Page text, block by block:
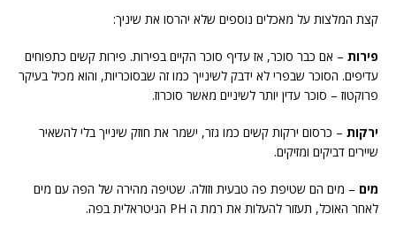
קצת המלצות על מאכלים נוספים שלא יהרסו את שיניך:
פירות – אם כבר סוכר, אז עדיף סוכר הקיים בפירות. פירות קשים כתפוחים
עדיפים. הסוכר שבפרי לא ידבק לשינייך כמו זה שבסוכריות, והוא מכיל בעיקר
פרוקטוז – סוכר עדין יותר לשיניים מאשר סוכרוז.
ירקות – כרסום ירקות קשים כמו גזר, ישמר את חוזק שינייך בלי להשאיר
שיירים דביקים ומזיקים.
מים – מים הם שטיפת פה טבעית וזולה. שטיפה מהירה של הפה עם מים
לאחר האוכל, תעזור להעלות את רמת ה PH הניטראלית בפה.